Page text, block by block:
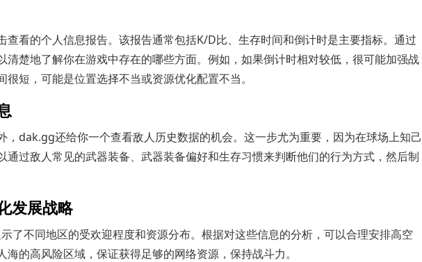
查看的个人信息报告。该报告通常包括K/D比、生存时间和倒计时是主要指标。通过
清楚地了解你在游戏中存在的哪些方面。例如，如果倒计时相对较低，很可能加强战
短，可能是位置选择不当或资源优化配置不当。
，dak.gg还给你一个查看敌人历史数据的机会。这一步尤为重要，因为在球场上知己
通过敌人常见的武器装备、武器装备偏好和生存习惯来判断他们的行为方式，然后制
发展战略
了不同地区的受欢迎程度和资源分布。根据对这些信息的分析，可以合理安排高空
海的高风险区域，保证获得足够的网络资源，保持战斗力。